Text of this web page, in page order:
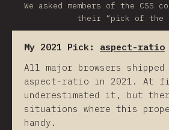
We asked members of the CSS
their “pick of the
My 2021 Pick: aspect-ratio
All major browsers
aspect-ratio in 2021. At
underestimated it, but
situations where this
handy.